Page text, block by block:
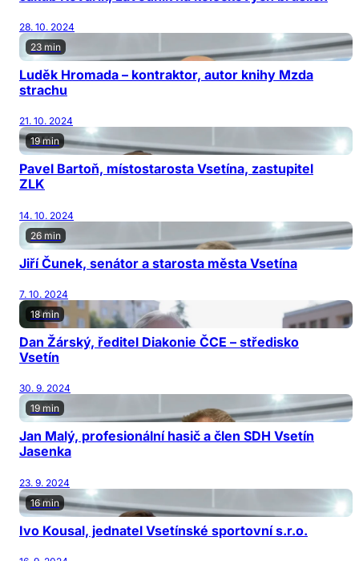
28. 10. 2024
23 min
Luděk Hromada – kontraktor, autor knihy Mzda
strachu
21. 10. 2024
19 min
Pavel Bartoň, místostarosta Vsetína, zastupitel
ZLK
14. 10. 2024
26 min
Jiří Čunek, senátor a starosta města Vsetína
7. 10. 2024
18 min
Dan Žárský, ředitel Diakonie ČCE – středisko
Vsetín
30. 9. 2024
19 min
Jan Malý, profesionální hasič a člen SDH Vsetín
Jasenka
23. 9. 2024
16 min
Ivo Kousal, jednatel Vsetínské sportovní s.r.o.